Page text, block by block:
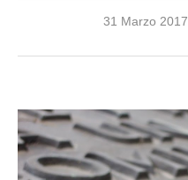
31 Marzo 2017